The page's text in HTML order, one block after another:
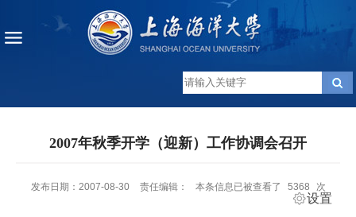
2007年秋季开学（迎新）工作协调会召开
发布日期：2007-08-30 责任编辑： 本条信息已被查看了 5368 次
设置